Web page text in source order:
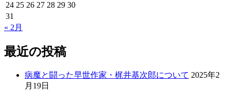
24 25 26 27 28 29 30
31
« 2月
最近の投稿
病魔と闘った早世作家・梶井基次郎について 2025年2
月19日